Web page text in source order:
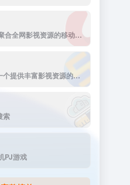
网飞猫是一款聚合全网影视资源的移动端播放应用，主打免费、高画...
555电影网是一个提供丰富影视资源的在线观看平台，致力于为用户提供高清、无广告的观影体验。该网站涵盖多种类型的影视内容，包括电影、电视剧、动漫、综艺等，满足不同观众的需求。
索
PJ游戏